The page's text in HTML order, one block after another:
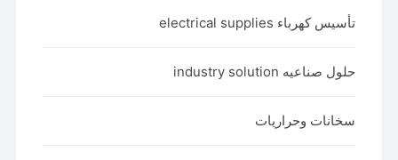
تأسيس كهرباء electrical supplies
حلول صناعيه industry solution
سخانات وحراريات